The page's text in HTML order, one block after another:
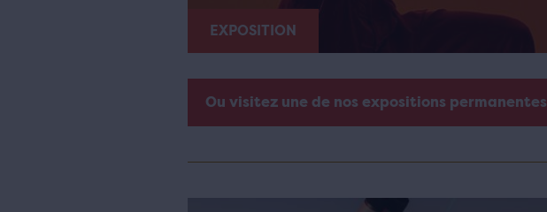
EXPOSITION
Ou visitez une de nos expositions permanentes